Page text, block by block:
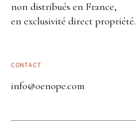
non distribués en France,
en exclusivité direct propriété.
CONTACT
info@oenope.com